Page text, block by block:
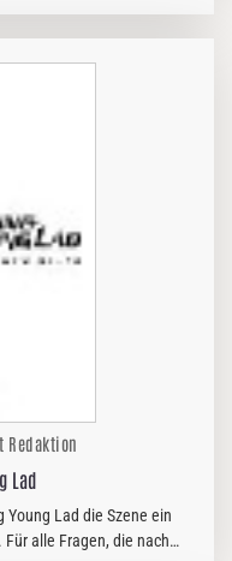
Redaktion
Lad
Young Lad die Szene ein
alle Fragen, die nach